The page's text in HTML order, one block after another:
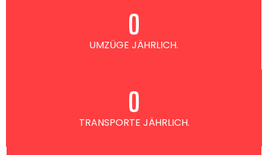
UMZÜGE JÄHRLICH.
0
TRANSPORTE JÄHRLICH.
0